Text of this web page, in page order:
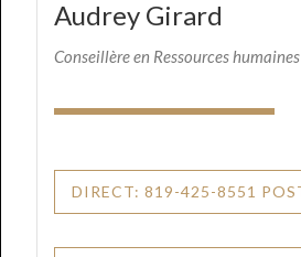
Audrey Girard
Conseillère en Ressources humaines
DIRECT: 819-425-8551